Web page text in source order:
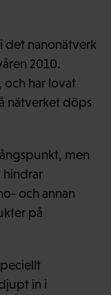
det nanonätverk
2010.
och har lovat
nätverket döps
men
hindrar
och annan
på
in i